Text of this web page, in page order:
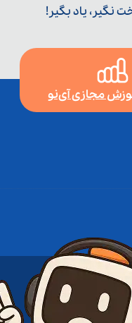
یاد بگیر!
مجازی آی‌نو